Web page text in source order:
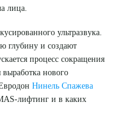
лица.
ультразвука.
глубину и создают
процесс сокращения
выработка нового
Нинель Спажева
лифтинг и в каких